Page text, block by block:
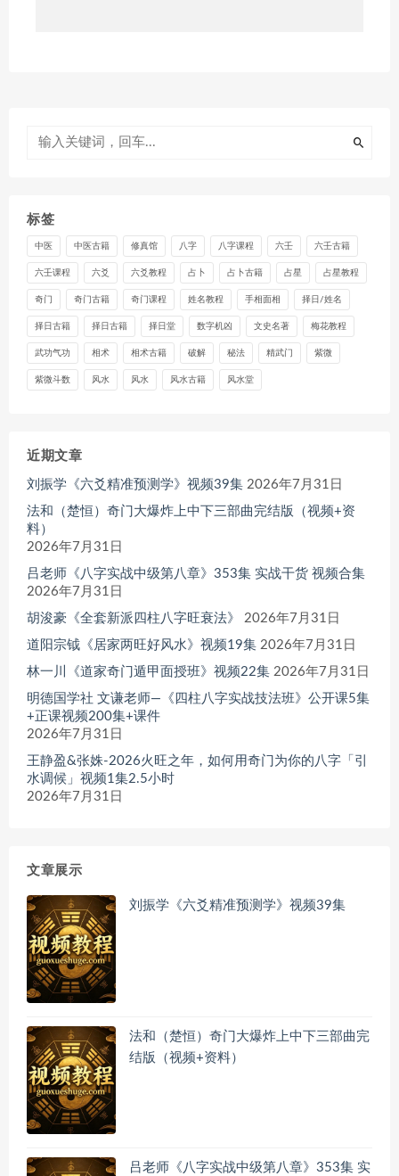
标签
中医 中医古籍 修真馆 八字 八字课程 六壬 六壬古籍
六壬课程 六爻 六爻教程 占卜 占卜古籍 占星 占星教程
奇门 奇门古籍 奇门课程 姓名教程 手相面相 择日/姓名
择日古籍 择日古籍 择日堂 数字机凶 文史名著 梅花教程
武功气功 相术 相术古籍 破解 秘法 精武门 紫微
紫微斗数 风水 风水 风水古籍 风水堂
近期文章
刘振学《六爻精准预测学》视频39集 2026年7月31日
法和（楚恒）奇门大爆炸上中下三部曲完结版（视频+资
料）
2026年7月31日
吕老师《八字实战中级第八章》353集 实战干货 视频合集
2026年7月31日
胡浚豪《全套新派四柱八字旺衰法》
2026年7月31日
道阳宗钺《居家两旺好风水》视频19集 2026年7月31日
林一川《道家奇门遁甲面授班》视频22集 2026年7月31日
明德国学社 文谦老师—《四柱八字实战技法班》公开课5集
+正课视频200集+课件
2026年7月31日
王静盈&张姝-2026火旺之年，如何用奇门为你的八字「引
水调候」视频1集2.5小时
2026年7月31日
文章展示
刘振学《六爻精准预测学》视频39集
法和（楚恒）奇门大爆炸上中下三部曲完
结版（视频+资料）
吕老师《八字实战中级第八章》353集 实